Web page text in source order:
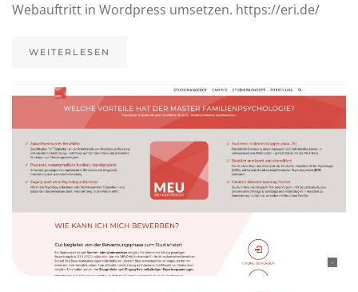
Webauftritt in Wordpress umsetzen. https://eri.de/
WEITERLESEN